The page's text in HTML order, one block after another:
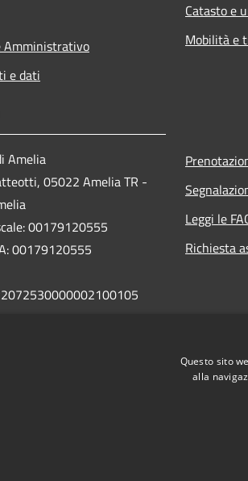
Amministrativo
e dati
Catasto e
Mobilità e
Amelia
05022 Amelia TR -
00179120555
00179120555
Leggi le
Richiesta
Questo sito
alla